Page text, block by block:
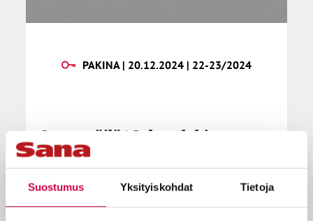
Suostumus Yksityiskohdat Tietoja
PAKINA | 20.12.2024 | 22-23/2024
Sanan säilä | Sakset lahjanarun
katkaisevat
Sakset naksuvat siellä Sakset naksuvat